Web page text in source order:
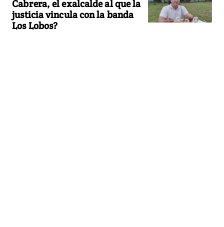
Cabrera, el exalcalde al que la
justicia vincula con la banda
Los Lobos?